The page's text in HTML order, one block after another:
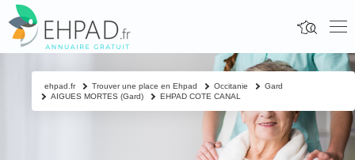
ehpad.fr Trouver une place en Ehpad Occitanie
Gard
AIGUES MORTES (Gard)
EHPAD COTE CANAL